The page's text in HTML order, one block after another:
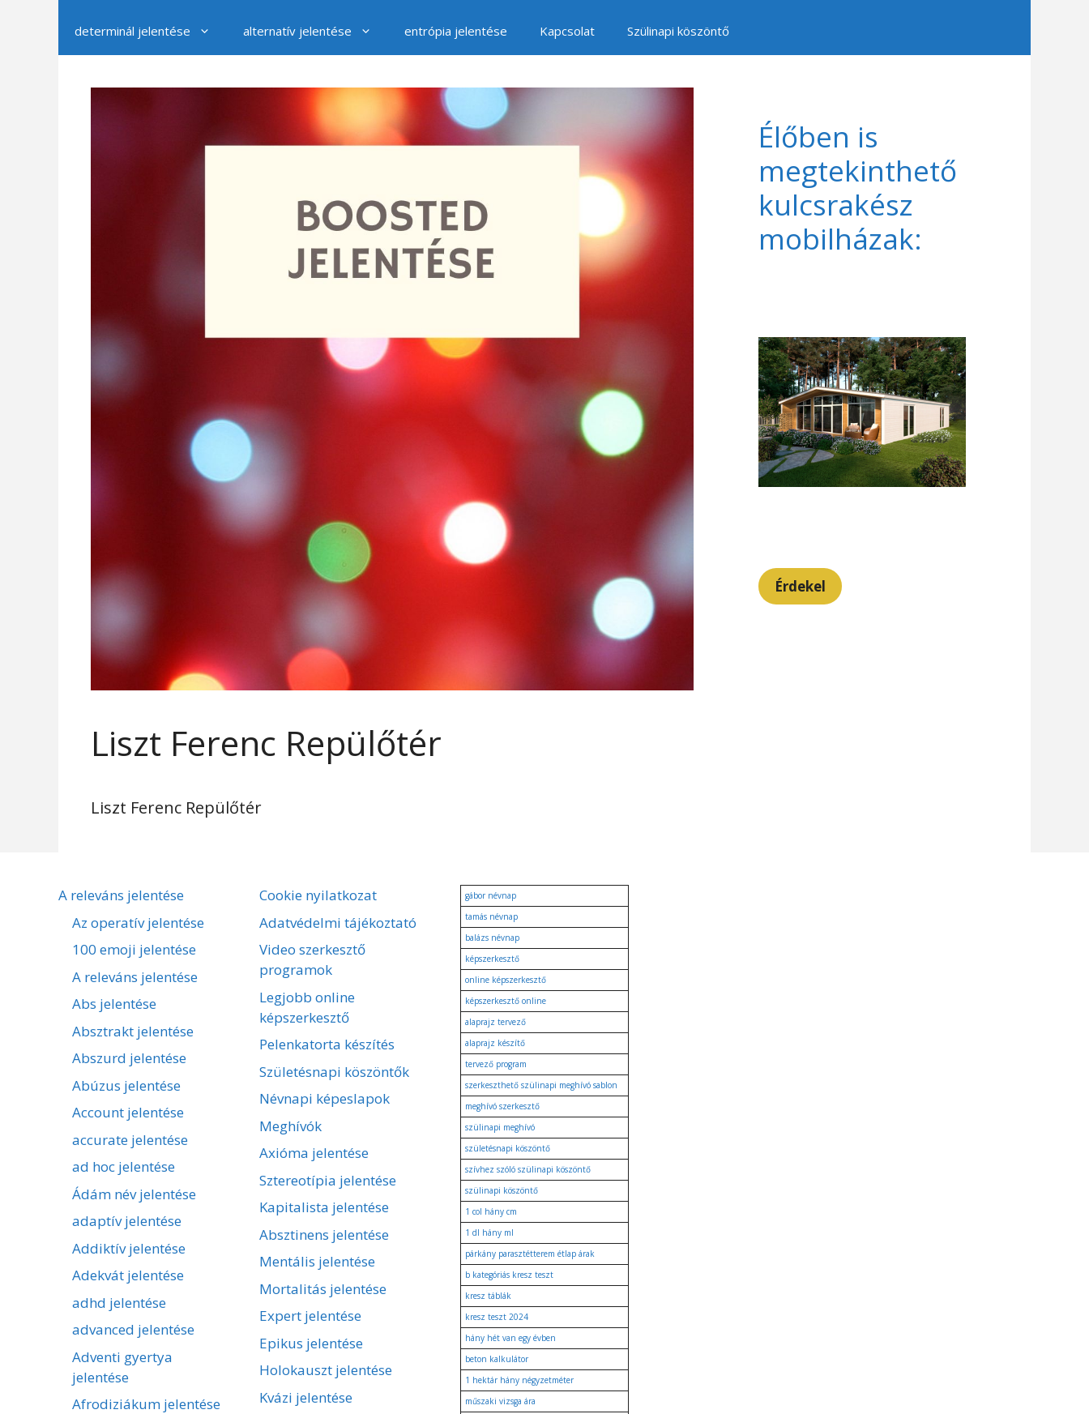
determinál jelentése alternatív jelentése entrópia jelentése Kapcsolat Szülinapi köszöntő
Liszt Ferenc Repülőtér
Liszt Ferenc Repülőtér
Élőben is
megtekinthető
kulcsrakész
mobilházak:
Érdekel
A releváns jelentése
Az operatív jelentése
100 emoji jelentése
A releváns jelentése
Abs jelentése
Absztrakt jelentése
Abszurd jelentése
Abúzus jelentése
Account jelentése
accurate jelentése
ad hoc jelentése
Ádám név jelentése
adaptív jelentése
Addiktív jelentése
Adekvát jelentése
adhd jelentése
advanced jelentése
Adventi gyertya
jelentése
Afrodiziákum jelentése
Cookie nyilatkozat
Adatvédelmi tájékoztató
Video szerkesztő
programok
Legjobb online
képszerkesztő
Pelenkatorta készítés
Születésnapi köszöntők
Névnapi képeslapok
Meghívók
Axióma jelentése
Sztereotípia jelentése
Kapitalista jelentése
Absztinens jelentése
Mentális jelentése
Mortalitás jelentése
Expert jelentése
Epikus jelentése
Holokauszt jelentése
Kvázi jelentése
gábor névnap
tamás névnap
balázs névnap
képszerkesztő
online képszerkesztő
képszerkesztő online
alaprajz tervező
alaprajz készítő
tervező program
szerkeszthető szülinapi meghívó sablon
meghívó szerkesztő
szülinapi meghívó
születésnapi köszöntő
szívhez szóló szülinapi köszöntő
szülinapi köszöntő
1 col hány cm
1 dl hány ml
párkány parasztétterem étlap árak
b kategóriás kresz teszt
kresz táblák
kresz teszt 2024
hány hét van egy évben
beton kalkulátor
1 hektár hány négyzetméter
műszaki vizsga ára